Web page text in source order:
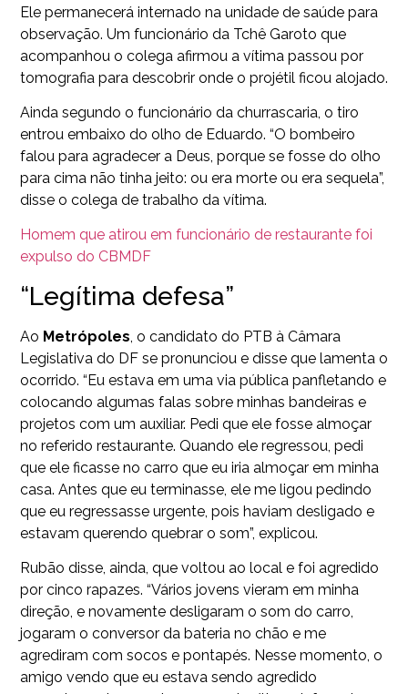
Ele permanecerá internado na unidade de saúde para
observação. Um funcionário da Tchê Garoto que
acompanhou o colega afirmou a vítima passou por
tomografia para descobrir onde o projétil ficou alojado.
Ainda segundo o funcionário da churrascaria, o tiro
entrou embaixo do olho de Eduardo. “O bombeiro
falou para agradecer a Deus, porque se fosse do olho
para cima não tinha jeito: ou era morte ou era sequela”,
disse o colega de trabalho da vítima.
Homem que atirou em funcionário de restaurante foi
expulso do CBMDF
“Legítima defesa”
Ao Metrópoles, o candidato do PTB à Câmara
Legislativa do DF se pronunciou e disse que lamenta o
ocorrido. “Eu estava em uma via pública panfletando e
colocando algumas falas sobre minhas bandeiras e
projetos com um auxiliar. Pedi que ele fosse almoçar
no referido restaurante. Quando ele regressou, pedi
que ele ficasse no carro que eu iria almoçar em minha
casa. Antes que eu terminasse, ele me ligou pedindo
que eu regressasse urgente, pois haviam desligado e
estavam querendo quebrar o som”, explicou.
Rubão disse, ainda, que voltou ao local e foi agredido
por cinco rapazes. “Vários jovens vieram em minha
direção, e novamente desligaram o som do carro,
jogaram o conversor da bateria no chão e me
agrediram com socos e pontapés. Nesse momento, o
amigo vendo que eu estava sendo agredido